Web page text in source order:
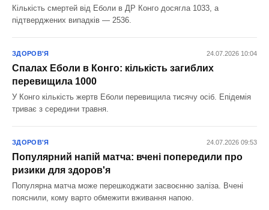
Кількість смертей від Еболи в ДР Конго досягла 1033, а
підтверджених випадків — 2536.
ЗДОРОВ'Я 24.07.2026 10:04
Спалах Еболи в Конго: кількість загиблих
перевищила 1000
У Конго кількість жертв Еболи перевищила тисячу осіб. Епідемія
триває з середини травня.
ЗДОРОВ'Я 24.07.2026 09:53
Популярний напій матча: вчені попередили про
ризики для здоров'я
Популярна матча може перешкоджати засвоєнню заліза. Вчені
пояснили, кому варто обмежити вживання напою.